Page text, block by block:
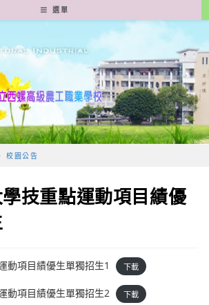
選單
校園公告
技重點運動項目績優
動項目績優生單獨招生1 下載
動項目績優生單獨招生2 下載